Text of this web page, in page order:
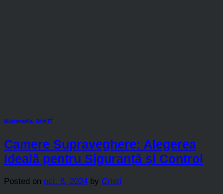
Multimedia Stiri IT
Camere Supraveghere: Alegerea
Ideală pentru Siguranță și Control
Posted on oct. 8, 2024 by Cristi